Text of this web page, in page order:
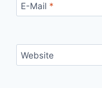
E-Mail *
Website